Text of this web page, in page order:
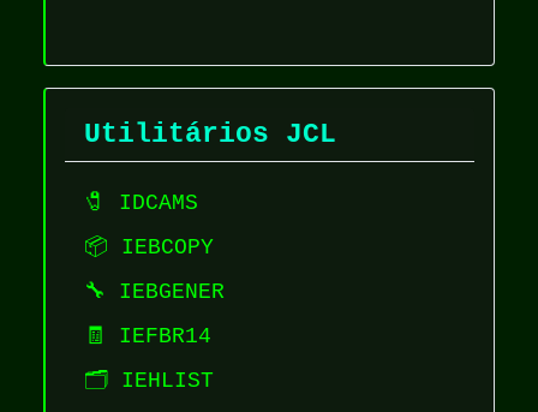
Utilitários JCL
🧷 IDCAMS
📦 IEBCOPY
🔧 IEBGENER
🧾 IEFBR14
🗂️ IEHLIST